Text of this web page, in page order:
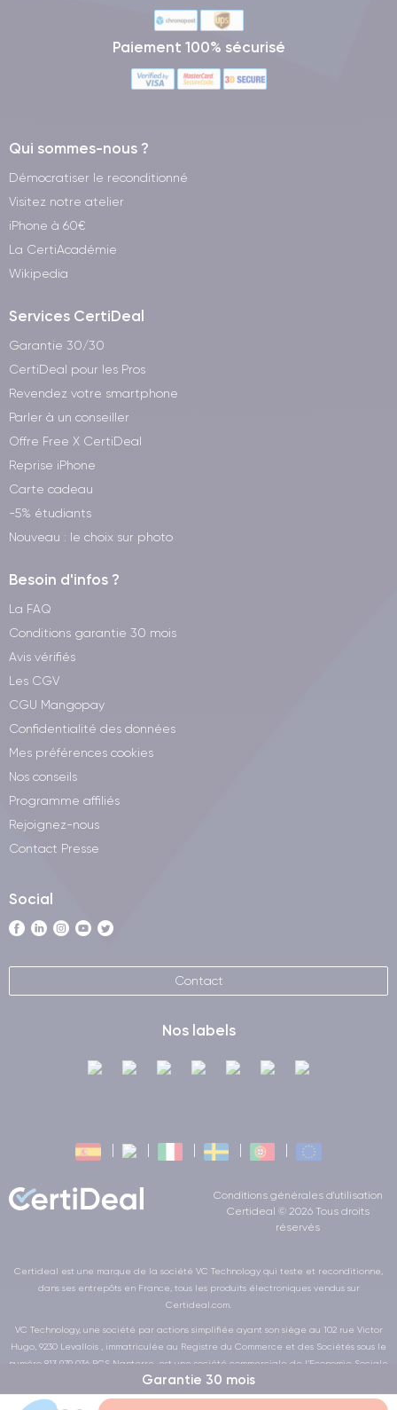
Garantie 30 mois
Paiement 100% sécurisé
Qui sommes-nous ?
Démocratiser le reconditionné
Visitez notre atelier
iPhone à 60€
La CertiAcadémie
Wikipedia
Services CertiDeal
Garantie 30/30
CertiDeal pour les Pros
Revendez votre smartphone
Parler à un conseiller
Offre Free X CertiDeal
Reprise iPhone
Carte cadeau
-5% étudiants
Nouveau : le choix sur photo
Besoin d'infos ?
La FAQ
Conditions garantie 30 mois
Avis vérifiés
Les CGV
CGU Mangopay
Confidentialité des données
Mes préférences cookies
Nos conseils
Programme affiliés
Rejoignez-nous
Contact Presse
Social
Contact
Nos labels
Conditions générales d'utilisation
Certideal © 2026 Tous droits
réservés
Certideal est une marque de la société VC Technology qui teste et reconditionne,
dans ses entrepôts en France, tous les produits électroniques vendus sur
Certideal.com.
VC Technology, une société par actions simplifiée ayant son siège au 102 rue Victor
Hugo, 9230 Levallois , immatriculée au Registre du Commerce et des Sociétés sous le
numéro 813 979 036 RCS Nanterre, est une société commerciale de l’Economie Sociale
et Solidaire au sens de la loi de la LOI n° 2014-856 du 31 juillet 2014